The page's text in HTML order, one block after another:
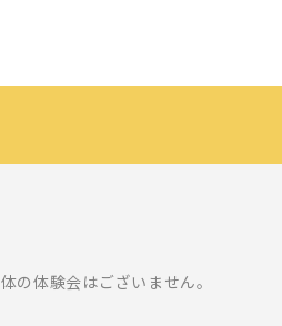
の体験会はございません。